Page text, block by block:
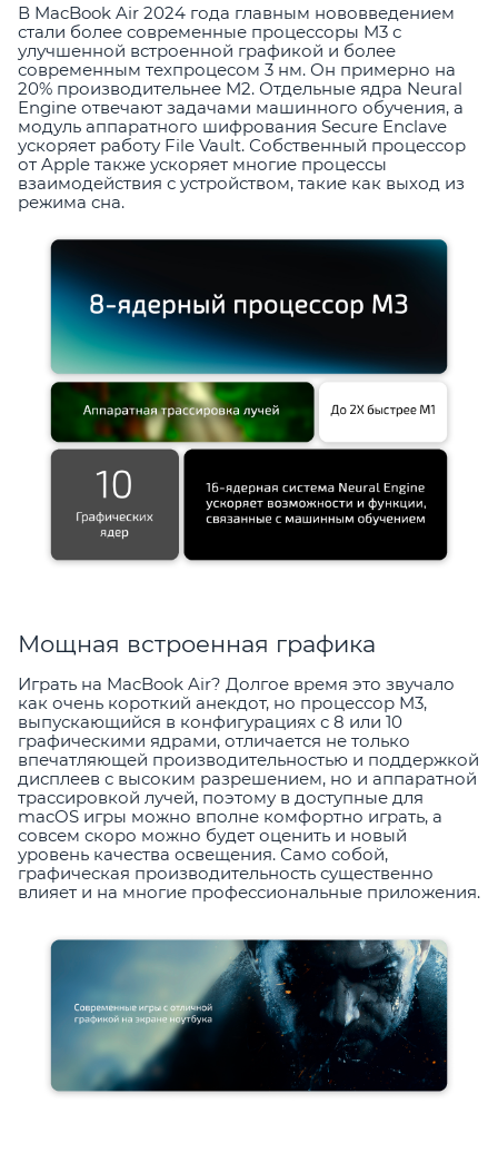
В MacBook Air 2024 года главным нововведением
стали более современные процессоры M3 с
улучшенной встроенной графикой и более
современным техпроцесом 3 нм. Он примерно на
20% производительнее M2. Отдельные ядра Neural
Engine отвечают задачами машинного обучения, а
модуль аппаратного шифрования Secure Enclave
ускоряет работу File Vault. Собственный процессор
от Apple также ускоряет многие процессы
взаимодействия с устройством, такие как выход из
режима сна.
Мощная встроенная графика
Играть на MacBook Air? Долгое время это звучало
как очень короткий анекдот, но процессор M3,
выпускающийся в конфигурациях с 8 или 10
графическими ядрами, отличается не только
впечатляющей производительностью и поддержкой
дисплеев с высоким разрешением, но и аппаратной
трассировкой лучей, поэтому в доступные для
macOS игры можно вполне комфортно играть, а
совсем скоро можно будет оценить и новый
уровень качества освещения. Само собой,
графическая производительность существенно
влияет и на многие профессиональные приложения.